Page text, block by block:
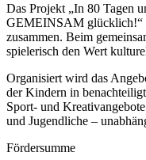
Das Projekt „In 80 Tagen
GEMEINSAM glücklich!“
zusammen. Beim
spielerisch den Wert
Organisiert wird das
der Kindern in
Sport- und
und Jugendliche –
Fördersumme